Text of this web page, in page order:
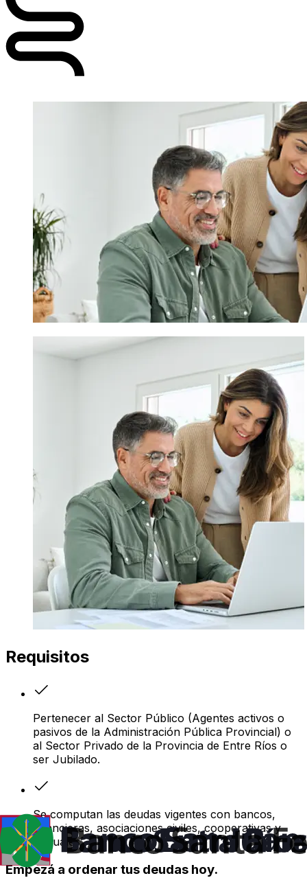
Requisitos
Pertenecer al Sector Público (Agentes activos o
pasivos de la Administración Pública Provincial) o
al Sector Privado de la Provincia de Entre Ríos o
ser Jubilado.
Se computan las deudas vigentes con bancos,
financieras, asociaciones civiles, cooperativas y
mutuales.
Empezá a ordenar tus deudas hoy.